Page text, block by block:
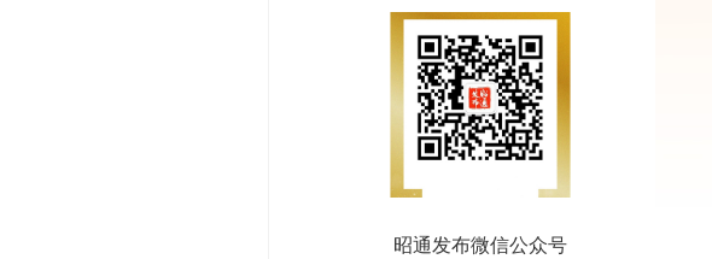
昭通发布微信公众号